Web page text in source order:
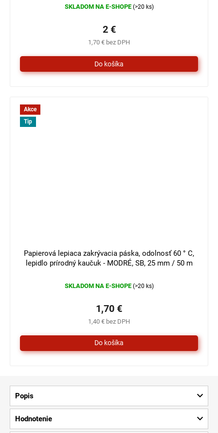
SKLADOM NA E-SHOPE (>20 ks)
1,70 € bez DPH
2 €
Akce
Tip
Papierová lepiaca zakrývacia páska, odolnosť 60 ° C,
lepidlo prírodný kaučuk - MODRÉ, SB, 25 mm / 50 m
SKLADOM NA E-SHOPE (>20 ks)
1,40 € bez DPH
1,70 €
Popis
Hodnotenie